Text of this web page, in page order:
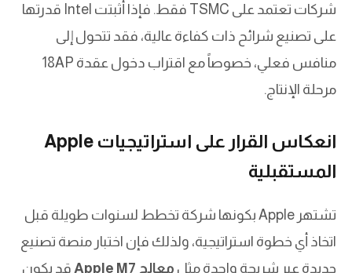
شركات تعتمد على TSMC فقط. فإذا أثبتت Intel قدرتها
على تصنيع شرائح ذات كفاءة عالية، فقد تتحول إلى
منافس فعلي، خصوصاً مع اقتراب دخول عقدة 18AP
مرحلة الإنتاج.
انعكاس القرار على استراتيجيات Apple
المستقبلية
تشتهر Apple بكونها شركة تخطط لسنوات طويلة قبل
اتخاذ أي خطوة استراتيجية، ولذلك فإن اختبار منصة تصنيع
جديدة عبر شريحة واحدة مثل معالج Apple M7
قد يكون